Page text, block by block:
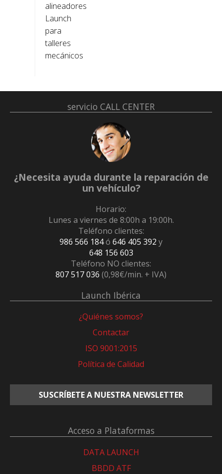
alineadores
Launch
para
talleres
mecánicos
servicio CALL CENTER
¿Necesita ayuda durante la reparación de
un vehículo?
Horario:
Lunes a viernes de 8:00h a 19:00h.
Teléfono clientes:
986 566 184ó 646 405 392 y
648 156 603
Teléfono NO clientes:
807 517 036 (0,98€/min. + IVA)
Launch Ibérica
¿Quiénes somos?
Contactar
ISO 9001:2015
Política de Calidad
SUSCRÍBETE A NUESTRA NEWSLETTER
Acceso a Plataformas
DATA LAUNCH
BBDD ATF